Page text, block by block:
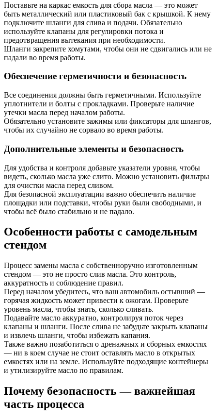
Поставьте на каркас емкость для сбора масла — это может
быть металлический или пластиковый бак с крышкой. К нему
подключите шланги для слива и подачи. Обязательно
используйте клапаны для регулировки потока и
предотвращения вытекания при необходимости.
Шланги закрепите хомутами, чтобы они не сдвигались или не
падали во время работы.
Обеспечение герметичности и безопасность
Все соединения должны быть герметичными. Используйте
уплотнители и болты с прокладками. Проверьте наличие
утечки масла перед началом работы.
Обязательно установите зажимы или фиксаторы для шлангов,
чтобы их случайно не сорвало во время работы.
Дополнительные элементы и безопасность
Для удобства и контроля добавьте указатели уровня, чтобы
видеть, сколько масла уже слито. Можно установить фильтры
для очистки масла перед сливом.
Для безопасной эксплуатации важно обеспечить наличие
площадки или подставки, чтобы руки были свободными, и
чтобы всё было стабильно и не падало.
Особенности работы с самодельным
стендом
Процесс замены масла с собственноручно изготовленным
стендом — это не просто слив масла. Это контроль,
аккуратность и соблюдение правил.
Перед началом убедитесь, что ваш автомобиль остывший —
горячая жидкость может привести к ожогам. Проверьте
уровень масла, чтобы знать, сколько сливать.
Подавайте масло аккуратно, контролируя поток через
клапаны и шланги. После слива не забудьте закрыть клапаны
и извлечь шланги, чтобы избежать капания.
Также важно позаботиться о дренажных и сборных емкостях
— ни в коем случае не стоит оставлять масло в открытых
емкостях или на земле. Используйте подходящие контейнеры
и утилизируйте масло по правилам.
Почему безопасность — важнейшая
часть процесса